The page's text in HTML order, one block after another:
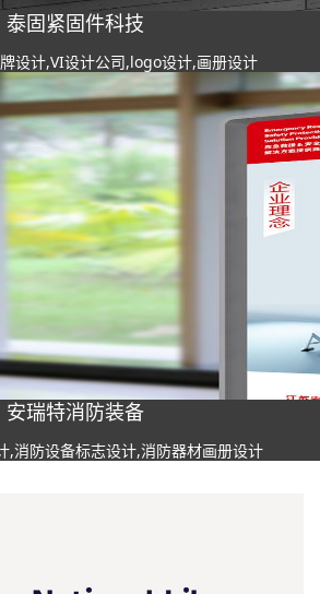
泰固紧固件科技
设计,VI设计公司,logo设计,画册设计
安瑞特消防装备
,消防设备标志设计,消防器材画册设计